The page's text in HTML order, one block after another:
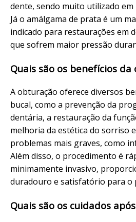
dente, sendo muito utilizado em
Já o amálgama de prata é um
indicado para restaurações em
que sofrem maior pressão
Quais são os benefícios da
A obturação oferece diversos
bucal, como a prevenção da
dentária, a restauração da
melhoria da estética do sorriso
problemas mais graves, como
Além disso, o procedimento é
minimamente invasivo,
duradouro e satisfatório para o
Quais são os cuidados